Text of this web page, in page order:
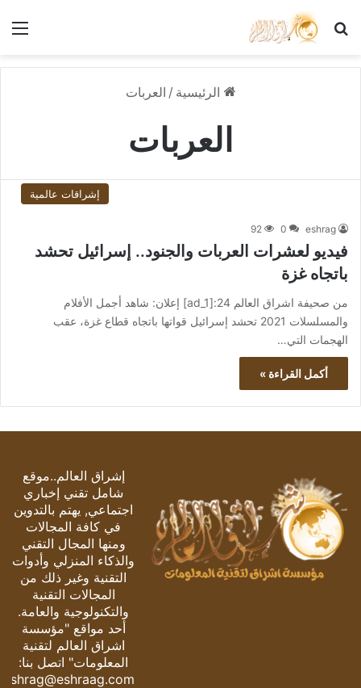
بحث عن
الرئيسية / العربات
العربات
إشراقات عالمية
eshrag
0
92
فيديو لعشرات العربات والجنود.. إسرائيل تحشد
باتجاه غزة
من صحيفة اشراق العالم 24:[ad_1] إعلان: شاهد أجمل الأفلام
والمسلسلات 2021 تحشد إسرائيل قواتها باتجاه قطاع غزة، عقب
الهجمات التي…
أكمل القراءة »
إشراق العالم..موقع
شامل تقني إخباري
اجتماعي, يهتم بالتدوين
في كافة المجالات
ومنها المجال التقني
والذكاء المنزلي وأدوات
التقنية وغير ذلك من
المجالات التقنية
والتكنولوجية والعامة.
أحد مواقع "مؤسسة
اشراق العالم لتقنية
المعلومات" اتصل بنا:
eshrag@eshraag.com